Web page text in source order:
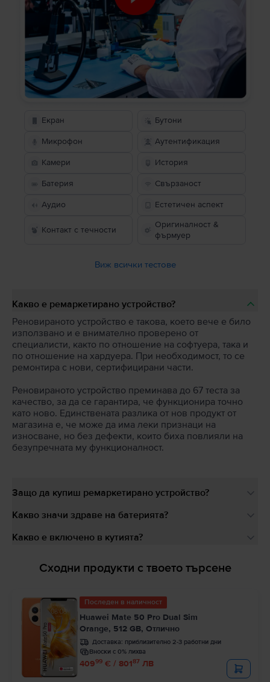
Екран Бутони
Микрофон Аутентификация
Камери История
Батерия Свързаност
Аудио Естетичен аспект
Контакт с течности
Оригиналност &
фърмуер
Виж всички тестове
Какво е ремаркетирано устройство?
Реновираното устройство е такова, което вече е било
използвано и е внимателно проверено от
специалисти, както по отношение на софтуера, така и
по отношение на хардуера. При необходимост, то се
ремонтира с нови, сертифицирани части.
Реновираното устройство преминава до 67 теста за
качество, за да се гарантира, че функционира точно
като ново. Единствената разлика от нов продукт от
магазина е, че може да има леки признаци на
износване, но без дефекти, които биха повлияли на
безупречната му функционалност.
Защо да купиш ремаркетирано устройство?
Какво значи здраве на батерията?
Какво е включено в кутията?
Сходни продукти с твоето търсене
Последен в наличност
Huawei Mate 50 Pro Dual Sim
Orange, 512 GB, Отлично
Доставка: приблизително 2-3 работни дни
Вноски с 0% лихва
40999 € / 80187 ЛВ